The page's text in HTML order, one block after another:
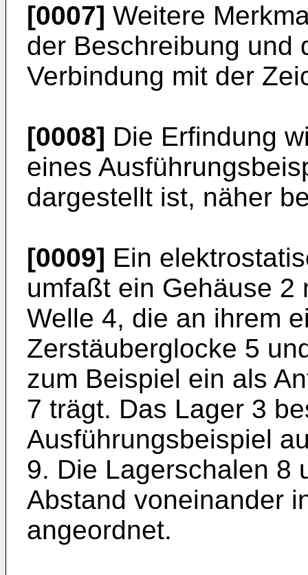
[0007] Weitere
der Beschreibung und
Verbindung mit der
[0008] Die Erfindung
eines
dargestellt ist, näher
[0009] Ein
umfaßt ein Gehäuse 2
Welle 4, die an ihrem
Zerstäuberglocke 5
zum Beispiel ein als
7 trägt. Das Lager 3
Ausführungsbeispiel
9. Die Lagerschalen 8
Abstand voneinander
angeordnet.